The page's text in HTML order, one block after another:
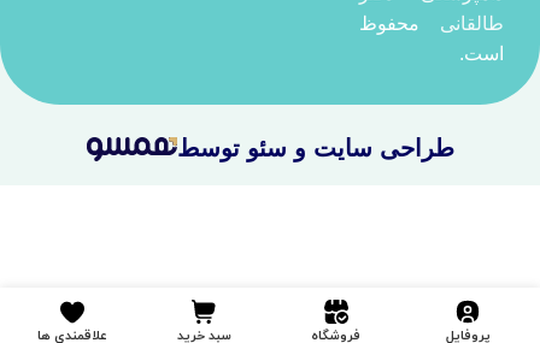
طالقانی محفوظ
است.
طراحی سایت و سئو توسط
115,000
در انبار موجود نمی
باشد
پروفایل فروشگاه سبد خرید علاقمندی ها